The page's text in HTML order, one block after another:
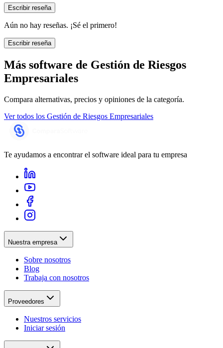
Escribir reseña
Aún no hay reseñas. ¡Sé el primero!
Escribir reseña
Más software de Gestión de Riesgos
Empresariales
Compara alternativas, precios y opiniones de la categoría.
Ver todos los Gestión de Riesgos Empresariales
Te ayudamos a encontrar el software ideal para tu empresa
Nuestra empresa
Sobre nosotros
Blog
Trabaja con nosotros
Proveedores
Nuestros servicios
Iniciar sesión